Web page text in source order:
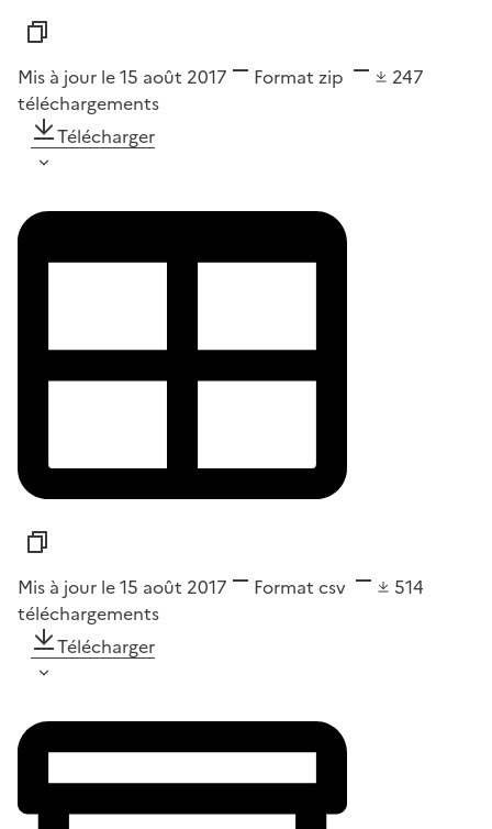
Mis à jour le 15 août 2017 Format zip
247
téléchargements
Télécharger
Mis à jour le 15 août 2017 Format csv
514
téléchargements
Télécharger